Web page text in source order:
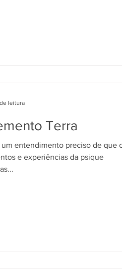
Terra
entendimento preciso de que
e experiências da psique
leitura